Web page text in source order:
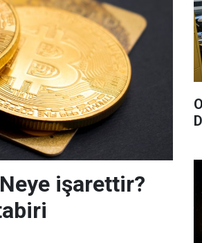
işarettir?